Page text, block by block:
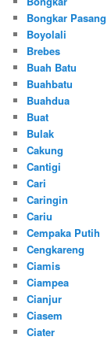
Bongkar Pasang
Boyolali
Brebes
Buah Batu
Buahbatu
Buahdua
Buat
Bulak
Cakung
Cantigi
Cari
Caringin
Cariu
Cempaka Putih
Cengkareng
Ciamis
Ciampea
Cianjur
Ciasem
Ciater